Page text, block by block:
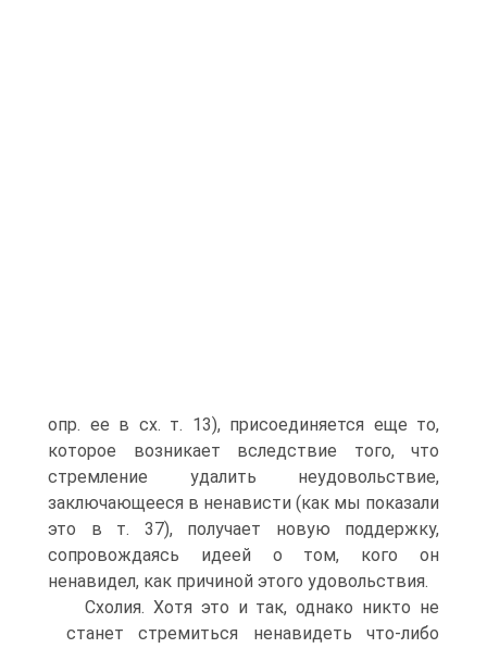
опр. ее в сх. т. 13), присоединяется еще то,
которое возникает вследствие того, что
стремление удалить неудовольствие,
заключающееся в ненависти (как мы показали
это в т. 37), получает новую поддержку,
сопровождаясь идеей о том, кого он
ненавидел, как причиной этого удовольствия.
Схолия. Хотя это и так, однако никто не
станет стремиться ненавидеть что-либо